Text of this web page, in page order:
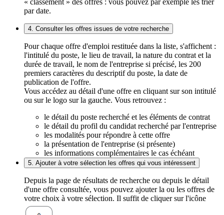
par date.
4. Consulter les offres issues de votre recherche
Pour chaque offre d'emploi restituée dans la liste, s'affichent :
l'intitulé du poste, le lieu de travail, la nature du contrat et la
durée de travail, le nom de l'entreprise si précisé, les 200
premiers caractères du descriptif du poste, la date de
publication de l'offre.
Vous accédez au détail d'une offre en cliquant sur son intitulé
ou sur le logo sur la gauche. Vous retrouvez :
le détail du poste recherché et les éléments de contrat
le détail du profil du candidat recherché par l'entreprise
les modalités pour répondre à cette offre
la présentation de l'entreprise (si présente)
les informations complémentaires le cas échéant
5. Ajouter à votre sélection les offres qui vous intéressent
Depuis la page de résultats de recherche ou depuis le détail
d'une offre consultée, vous pouvez ajouter la ou les offres de
votre choix à votre sélection. Il suffit de cliquer sur l'icône